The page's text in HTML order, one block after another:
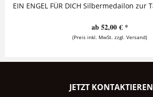
ab 52,00 € *
(Preis inkl. MwSt. zzgl. Versand)
JETZT KONTAKTIEREN